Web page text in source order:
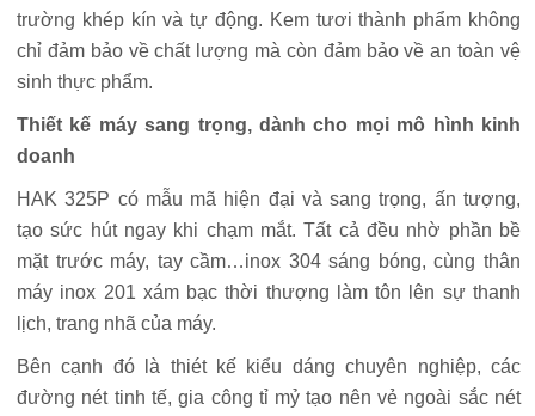
trường khép kín và tự động. Kem tươi thành phẩm không
chỉ đảm bảo về chất lượng mà còn đảm bảo về an toàn vệ
sinh thực phẩm.
Thiết kế máy sang trọng, dành cho mọi mô hình kinh
doanh
HAK 325P có mẫu mã hiện đại và sang trọng, ấn tượng,
tạo sức hút ngay khi chạm mắt. Tất cả đều nhờ phần bề
mặt trước máy, tay cầm…inox 304 sáng bóng, cùng thân
máy inox 201 xám bạc thời thượng làm tôn lên sự thanh
lịch, trang nhã của máy.
Bên cạnh đó là thiét kế kiểu dáng chuyên nghiệp, các
đường nét tinh tế, gia công tỉ mỷ tạo nên vẻ ngoài sắc nét